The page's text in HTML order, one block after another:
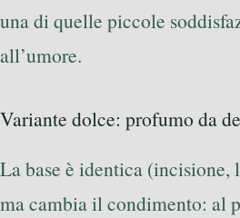
una di quelle piccole
all’umore.
Variante dolce: profumo da
La base è identica (incisione,
ma cambia il condimento: al